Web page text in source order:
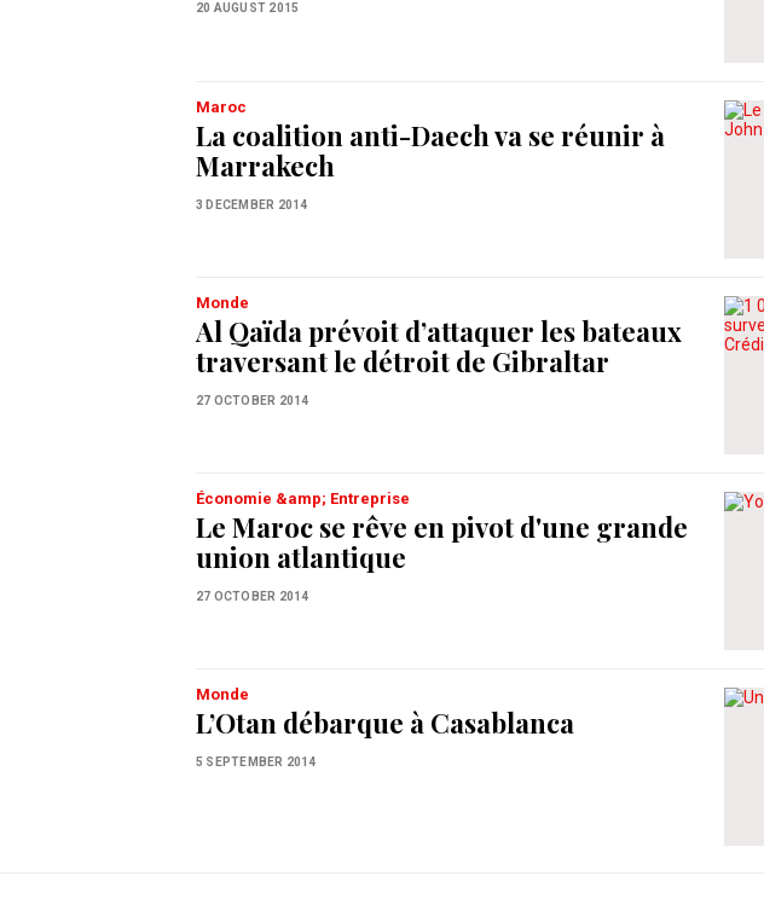
20 AUGUST 2015
Maroc
La coalition anti-Daech va se réunir à
Marrakech
3 DECEMBER 2014
Monde
Al Qaïda prévoit d’attaquer les bateaux
traversant le détroit de Gibraltar
27 OCTOBER 2014
Économie &amp; Entreprise
Le Maroc se rêve en pivot d'une grande
union atlantique
27 OCTOBER 2014
Monde
L’Otan débarque à Casablanca
5 SEPTEMBER 2014